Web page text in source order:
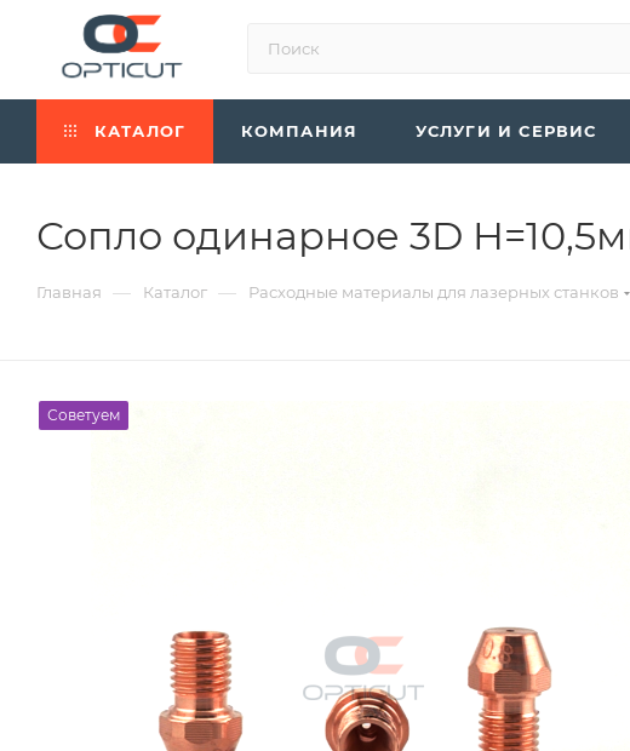
КАТАЛОГ КОМПАНИЯ УСЛУГИ И СЕРВИС
Сопло одинарное 3D
Главная — Каталог — Расходные материалы для лазерных станков
Советуем